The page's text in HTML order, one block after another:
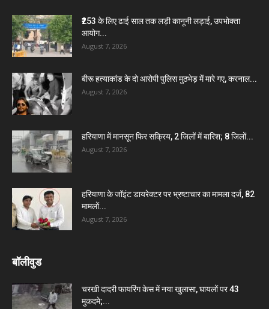
₹253 के लिए ढाई साल तक लड़ी कानूनी लड़ाई, उपभोक्ता
आयोग...
August 7, 2026
बीरू हत्याकांड के दो आरोपी पुलिस मुठभेड़ में मारे गए, करनाल...
August 7, 2026
हरियाणा में मानसून फिर सक्रिय, 2 जिलों में बारिश; 8 जिलों...
August 7, 2026
हरियाणा के जॉइंट डायरेक्टर पर भ्रष्टाचार का मामला दर्ज, 82
मामलों...
August 7, 2026
बॉलीवुड
चरखी दादरी फायरिंग केस में नया खुलासा, घायलों पर 43
मुकदमे;...